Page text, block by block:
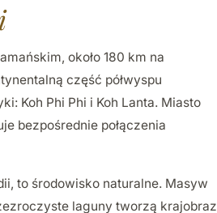
około 180 km na
część półwyspu
Koh Phi Phi i Koh Lanta. Miasto
bezpośrednie połączenia
to środowisko naturalne. Masyw
laguny tworzą krajobraz